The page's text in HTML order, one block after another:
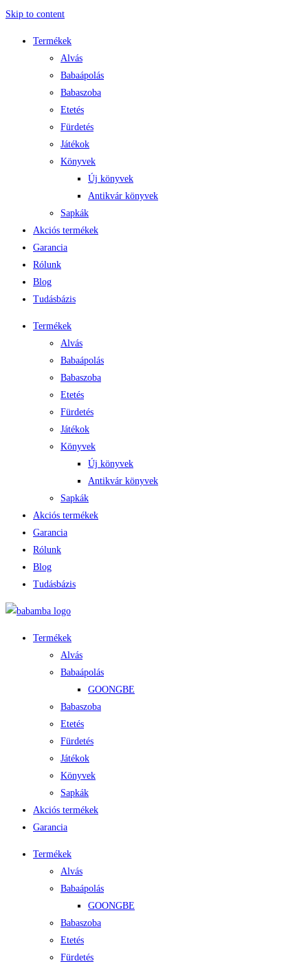
Skip to content
Termékek
Alvás
Babaápolás
Babaszoba
Etetés
Fürdetés
Játékok
Könyvek
Új könyvek
Antikvár könyvek
Sapkák
Akciós termékek
Garancia
Rólunk
Blog
Tudásbázis
Termékek
Alvás
Babaápolás
Babaszoba
Etetés
Fürdetés
Játékok
Könyvek
Új könyvek
Antikvár könyvek
Sapkák
Akciós termékek
Garancia
Rólunk
Blog
Tudásbázis
Termékek
Alvás
Babaápolás
GOONGBE
Babaszoba
Etetés
Fürdetés
Játékok
Könyvek
Sapkák
Akciós termékek
Garancia
Termékek
Alvás
Babaápolás
GOONGBE
Babaszoba
Etetés
Fürdetés